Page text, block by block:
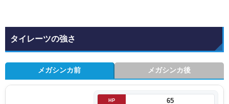
タイレーツの強さ
メガシンカ前 メガシンカ後
HP 65